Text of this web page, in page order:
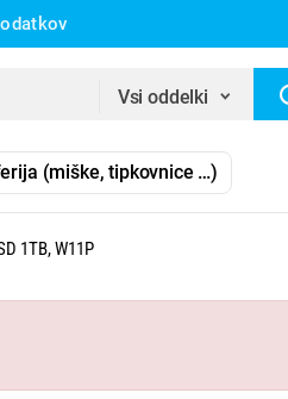
Vsi oddelki
(miške, tipkovnice …)
1TB, W11P